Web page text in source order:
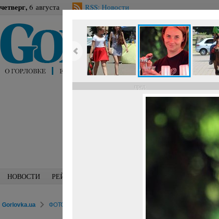
четверг, 6 августа RSS: Новости
НОВОСТИ РЕЙТИНГИ
Gorlovka.ua ФОТОРЕПОРТАЖИ
пред.